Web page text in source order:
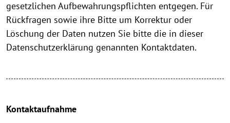
gesetzlichen Aufbewahrungspflichten entgegen. Für
Rückfragen sowie ihre Bitte um Korrektur oder
Löschung der Daten nutzen Sie bitte die in dieser
Datenschutzerklärung genannten Kontaktdaten.
Kontaktaufnahme